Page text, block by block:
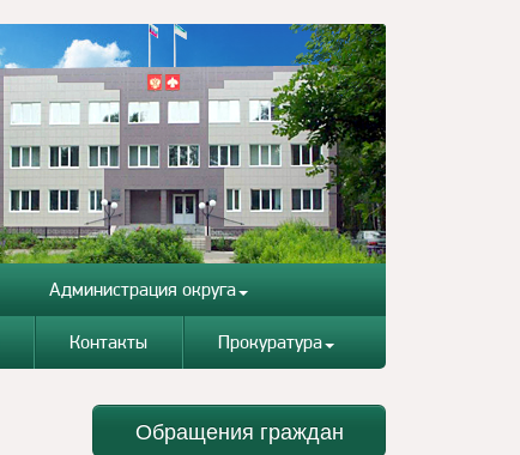
Администрация округа
Контакты Прокуратура
Обращения граждан